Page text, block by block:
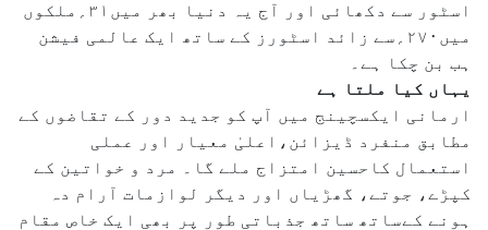
اسٹور سے دکھائی اور آج یہ دنیا بھر میں۳۱؍ملکوں
میں۲۷۰؍سے زائد اسٹورز کے ساتھ ایک عالمی فیشن
ہب بن چکا ہے۔
یہاں کیا ملتا ہے
ارمانی ایکسچینج میں آپ کو جدید دور کے تقاضوں کے
مطابق منفرد ڈیزائن،اعلیٰ معیار اور عملی
استعمال کاحسین امتزاج ملے گا۔ مرد و خواتین کے
کپڑے، جوتے، گھڑیاں اور دیگر لوازمات آرام دہ
ہونے کےساتھ ساتھ جذباتی طور پر بھی ایک خاص مقام